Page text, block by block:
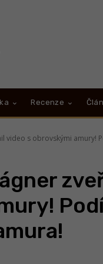
Recenze
video s obrovskými amury!